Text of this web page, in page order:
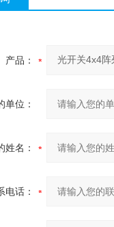
产品：
单位：
姓名：
电话：